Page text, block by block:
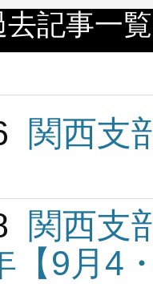
記事一
関西支
関西支
【9月4